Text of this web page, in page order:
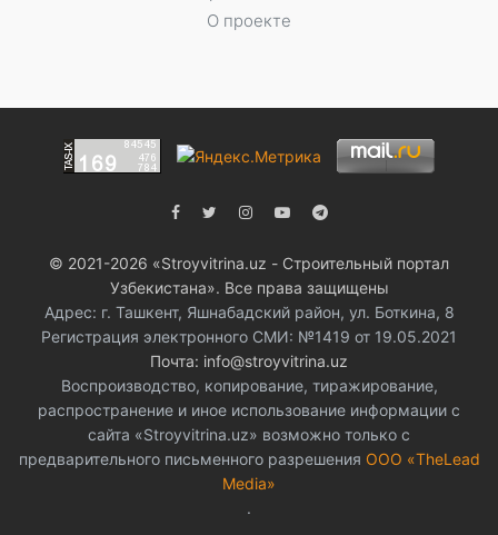
О проекте
© 2021-2026 «Stroyvitrina.uz - Строительный портал
Узбекистана». Все права защищены
Адрес: г. Ташкент, Яшнабадский район, ул. Боткина, 8
Регистрация электронного СМИ: №1419 от 19.05.2021
Почта: info@stroyvitrina.uz
Воспроизводство, копирование, тиражирование,
распространение и иное использование информации с
сайта «Stroyvitrina.uz» возможно только с
предварительного письменного разрешения ООО «TheLead
Media»
.